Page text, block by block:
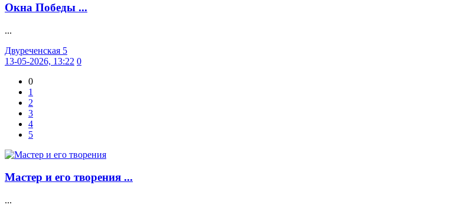
Окна Победы ...
...
Двуреченская 5
13-05-2026, 13:22 0
0
1
2
3
4
5
Мастер и его творения ...
...